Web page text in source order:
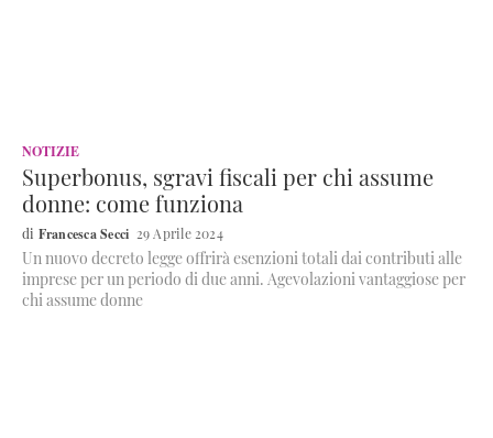
NOTIZIE
Superbonus, sgravi fiscali per chi assume
donne: come funziona
Francesca Secci 29 Aprile 2024
Un nuovo decreto legge offrirà esenzioni totali dai contributi alle
imprese per un periodo di due anni. Agevolazioni vantaggiose per
chi assume donne